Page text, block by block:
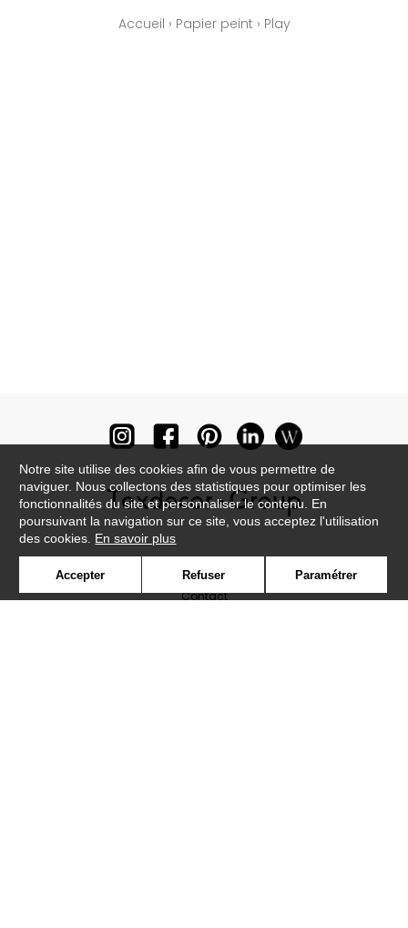
Accueil › Papier peint › Play
Contact
Notre site utilise des cookies afin de vous permettre de
naviguer. Nous collectons des statistiques pour optimiser les
fonctionnalités du site et personnaliser le contenu. En
poursuivant la navigation sur ce site, vous acceptez l'utilisation
des cookies. En savoir plus
Accepter Refuser Paramétrer